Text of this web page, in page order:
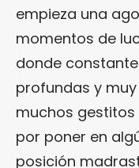
empieza una
momentos de
donde
profundas y
muchos
por poner en
posición